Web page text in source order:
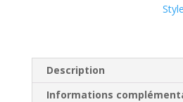
Description
Informations